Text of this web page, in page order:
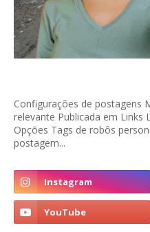
Configurações de postagens
relevante Publicada em Links
Opções Tags de robôs
postagem...